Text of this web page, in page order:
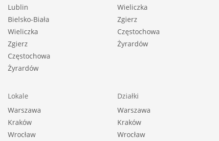
Lublin
Bielsko-Biała
Wieliczka
Zgierz
Częstochowa
Żyrardów
Wieliczka
Zgierz
Częstochowa
Żyrardów
Lokale
Warszawa
Kraków
Wrocław
Działki
Warszawa
Kraków
Wrocław